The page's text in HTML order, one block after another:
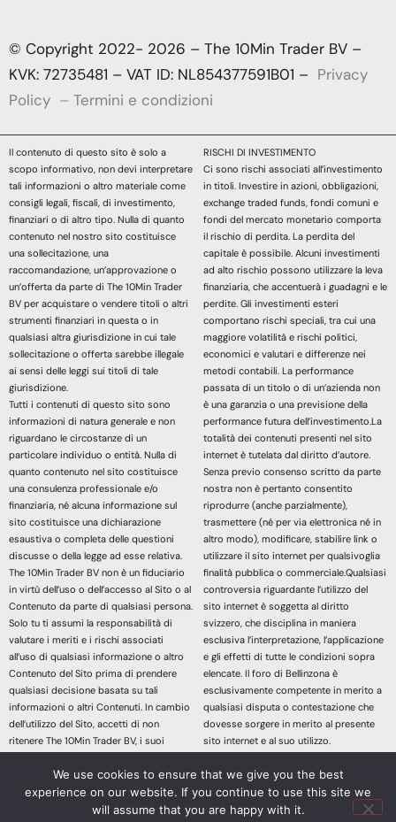
© Copyright 2022- 2026 – The 10Min Trader BV –
KVK: 72735481 – VAT ID: NL854377591B01 – Privacy
Policy – Termini e condizioni
Il contenuto di questo sito è solo a
scopo informativo, non devi interpretare
tali informazioni o altro materiale come
consigli legali, fiscali, di investimento,
finanziari o di altro tipo. Nulla di quanto
contenuto nel nostro sito costituisce
una sollecitazione, una
raccomandazione, un’approvazione o
un’offerta da parte di The 10Min Trader
BV per acquistare o vendere titoli o altri
strumenti finanziari in questa o in
qualsiasi altra giurisdizione in cui tale
sollecitazione o offerta sarebbe illegale
ai sensi delle leggi sui titoli di tale
giurisdizione.
Tutti i contenuti di questo sito sono
informazioni di natura generale e non
riguardano le circostanze di un
particolare individuo o entità. Nulla di
quanto contenuto nel sito costituisce
una consulenza professionale e/o
finanziaria, né alcuna informazione sul
sito costituisce una dichiarazione
esaustiva o completa delle questioni
discusse o della legge ad esse relativa.
The 10Min Trader BV non è un fiduciario
in virtù dell’uso o dell’accesso al Sito o al
Contenuto da parte di qualsiasi persona.
Solo tu ti assumi la responsabilità di
valutare i meriti e i rischi associati
all’uso di qualsiasi informazione o altro
Contenuto del Sito prima di prendere
qualsiasi decisione basata su tali
informazioni o altri Contenuti. In cambio
dell’utilizzo del Sito, accetti di non
ritenere The 10Min Trader BV, i suoi
servizi responsabile di eventuali
richieste di risarcimento danni derivanti
da qualsiasi decisione presa sulla base
RISCHI DI INVESTIMENTO
Ci sono rischi associati all’investimento
in titoli. Investire in azioni, obbligazioni,
exchange traded funds, fondi comuni e
fondi del mercato monetario comporta
il rischio di perdita. La perdita del
capitale è possibile. Alcuni investimenti
ad alto rischio possono utilizzare la leva
finanziaria, che accentuerà i guadagni e le
perdite. Gli investimenti esteri
comportano rischi speciali, tra cui una
maggiore volatilità e rischi politici,
economici e valutari e differenze nei
metodi contabili. La performance
passata di un titolo o di un’azienda non
è una garanzia o una previsione della
performance futura dell’investimento.La
totalità dei contenuti presenti nel sito
internet è tutelata dal diritto d’autore.
Senza previo consenso scritto da parte
nostra non è pertanto consentito
riprodurre (anche parzialmente),
trasmettere (né per via elettronica né in
altro modo), modificare, stabilire link o
utilizzare il sito internet per qualsivoglia
finalità pubblica o commerciale.Qualsiasi
controversia riguardante l’utilizzo del
sito internet è soggetta al diritto
svizzero, che disciplina in maniera
esclusiva l’interpretazione, l’applicazione
e gli effetti di tutte le condizioni sopra
elencate. Il foro di Bellinzona è
esclusivamente competente in merito a
qualsiasi disputa o contestazione che
dovesse sorgere in merito al presente
sito internet e al suo utilizzo.
dei contenuti di questo sito Web
dichiari di aver letto, compreso e
accettato le sopracitate informazioni
We use cookies to ensure that we give you the best
experience on our website. If you continue to use this site we
will assume that you are happy with it.